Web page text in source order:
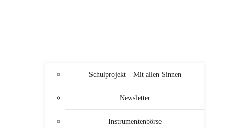
Schulprojekt – Mit allen Sinnen
Newsletter
Instrumentenbörse